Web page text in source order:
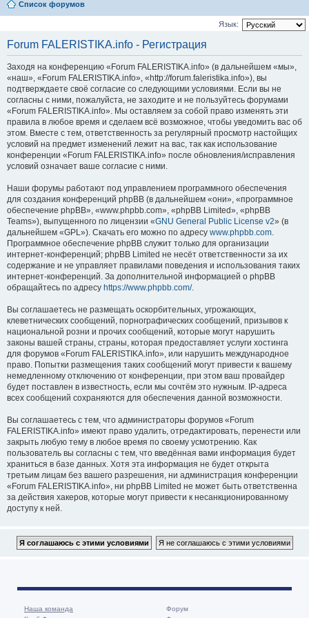
Список форумов
Язык:
Forum FALERISTIKA.info - Регистрация
Заходя на конференцию «Forum FALERISTIKA.info» (в дальнейшем «мы»,
«наш», «Forum FALERISTIKA.info», «http://forum.faleristika.info»), вы
подтверждаете своё согласие со следующими условиями. Если вы не
согласны с ними, пожалуйста, не заходите и не пользуйтесь форумами
«Forum FALERISTIKA.info». Мы оставляем за собой право изменять эти
правила в любое время и сделаем всё возможное, чтобы уведомить вас об
этом. Вместе с тем, ответственность за регулярный просмотр настойщих
условий на предмет изменений лежит на вас, так как использование
конференции «Forum FALERISTIKA.info» после обновления/исправления
условий означает ваше согласие с ними.
Наши форумы работают под управлением программного обеспечения
для создания конференций phpBB (в дальнейшем «они», «программное
обеспечение phpBB», «www.phpbb.com», «phpBB Limited», «phpBB
Teams»), выпущенного по лицензии «GNU General Public License v2» (в
дальнейшем «GPL»). Скачать его можно по адресу www.phpbb.com.
Программное обеспечение phpBB служит только для организации
интернет-конференций; phpBB Limited не несёт ответственности за их
содержание и не управляет правилами поведения и использования таких
интернет-конференций. За дополнительной информацией о phpBB
обращайтесь по адресу https://www.phpbb.com/.
Вы соглашаетесь не размещать оскорбительных, угрожающих,
клеветнических сообщений, порнографических сообщений, призывов к
национальной розни и прочих сообщений, которые могут нарушить
законы вашей страны, страны, которая предоставляет услуги хостинга
для форумов «Forum FALERISTIKA.info», или нарушить международное
право. Попытки размещения таких сообщений могут привести к вашему
немедленному отключению от конференции, при этом ваш провайдер
будет поставлен в известность, если мы сочтём это нужным. IP-адреса
всех сообщений сохраняются для обеспечения данной возможности.
Вы соглашаетесь с тем, что администраторы форумов «Forum
FALERISTIKA.info» имеют право удалить, отредактировать, перенести или
закрыть любую тему в любое время по своему усмотрению. Как
пользователь вы согласны с тем, что введённая вами информация будет
храниться в базе данных. Хотя эта информация не будет открыта
третьим лицам без вашего разрешения, ни администрация конференции
«Forum FALERISTIKA.info», ни phpBB Limited не может быть ответственна
за действия хакеров, которые могут привести к несанкционированному
доступу к ней.
Наша команда
Форум